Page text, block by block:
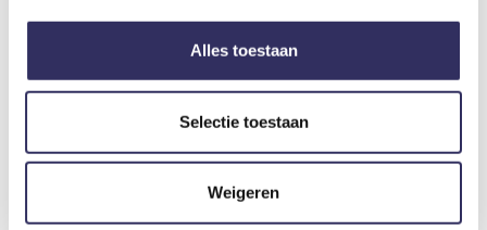
Alles toestaan
Selectie toestaan
Weigeren